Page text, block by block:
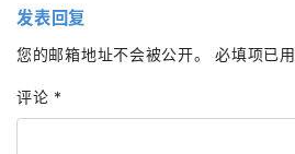
发表回复
您的邮箱地址不会被公开。 必填项已用
评论 *